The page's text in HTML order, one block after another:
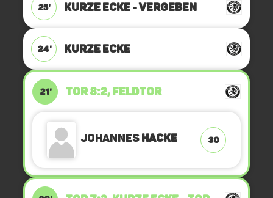
25' KURZE ECKE - VERGEBEN
24' KURZE ECKE
21' TOR 8:2, FELDTOR
JohannesHacke 30